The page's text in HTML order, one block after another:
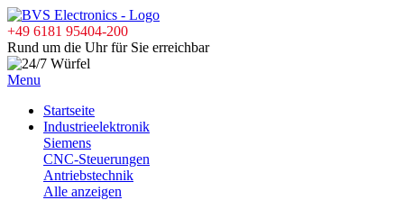
+49 6181 95404-200
Rund um die Uhr für Sie erreichbar
Menu
Startseite
Industrieelektronik
Siemens
CNC-Steuerungen
Antriebstechnik
Alle anzeigen